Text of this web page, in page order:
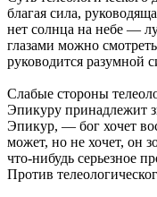
благая сила,
нет солнца на небе —
глазами можно
руководится разумной
Слабые стороны
Эпикуру принадлежит
Эпикур, — бог хочет
может, но не хочет, он
что-нибудь серьезное
Против